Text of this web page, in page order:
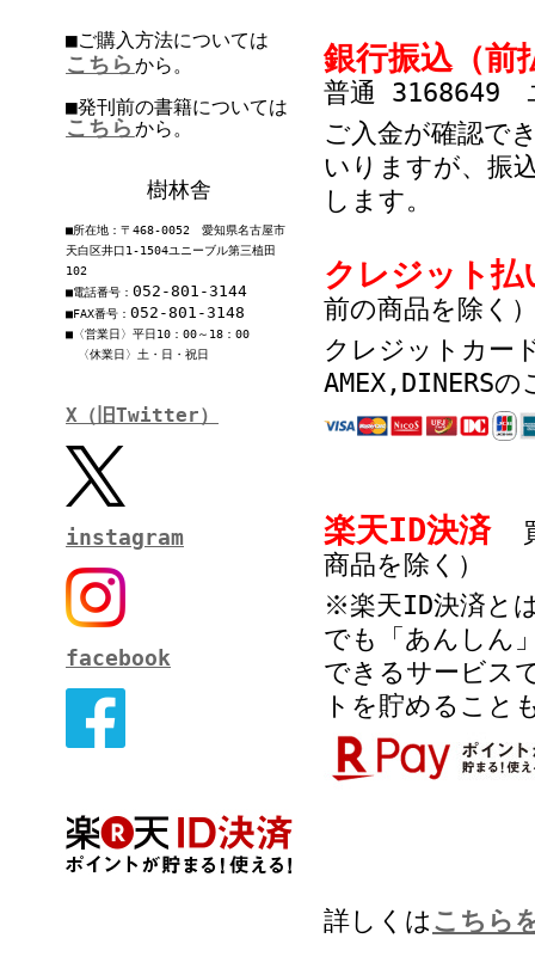
■ご購入方法については
こちら から。
■発刊前の書籍については
こちら から。
樹林舎
■所在地：〒468-0052 愛知県名古屋市
天白区井口1-1504ユニーブル第三植田
102
■電話番号： 052-801-3144
■FAX番号： 052-801-3148
■〈営業日〉平日10：00～18：00
〈休業日〉土・日・祝日
X（旧Twitter）
instagram
facebook
銀行振込（前
普通 3168649
ご入金が確認で
いりますが、振
します。
クレジット払
前の商品を除く
クレジットカー
AMEX,DINERS
楽天ID決済
商品を除く）
※楽天ID決済と
でも「あんしん
できるサービス
トを貯めること
詳しくは こちら